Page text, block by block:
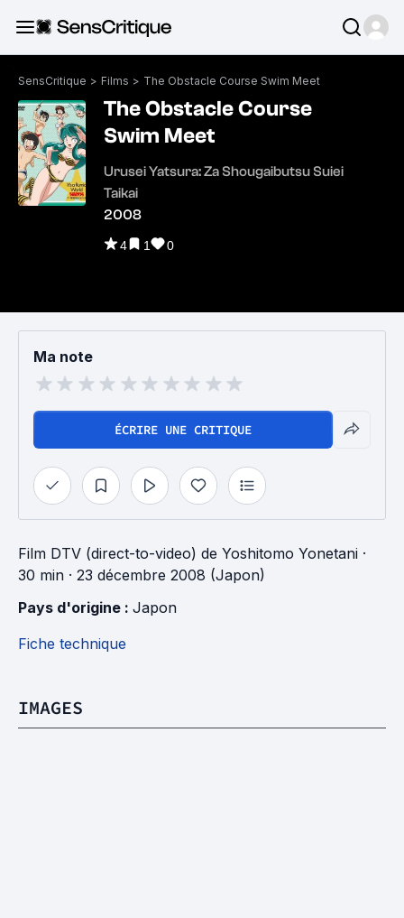
SensCritique > Films > The Obstacle Course Swim Meet
The Obstacle Course
Swim Meet
Urusei Yatsura: Za Shougaibutsu Suiei
Taikai
2008
4 1 0
Ma note
ÉCRIRE UNE CRITIQUE
Film DTV (direct-to-video) de Yoshitomo Yonetani ·
30 min · 23 décembre 2008 (Japon)
Pays d'origine : Japon
Fiche technique
IMAGES